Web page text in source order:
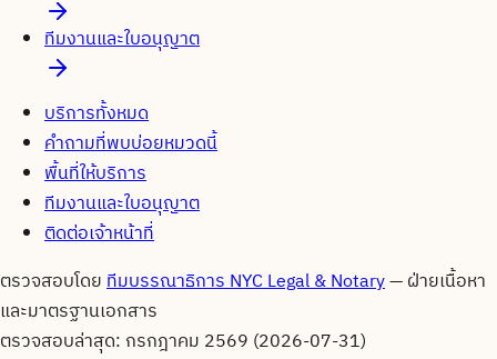
ทีมงานและใบอนุญาต
บริการทั้งหมด
คำถามที่พบบ่อยหมวดนี้
พื้นที่ให้บริการ
ทีมงานและใบอนุญาต
ติดต่อเจ้าหน้าที่
ตรวจสอบโดยทีมบรรณาธิการ NYC Legal & Notary—ฝ่ายเนื้อหา
และมาตรฐานเอกสาร
ตรวจสอบล่าสุด: กรกฎาคม 2569 (2026-07-31)